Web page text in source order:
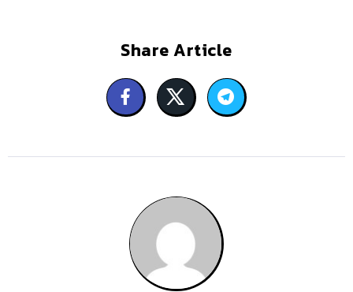
Share Article